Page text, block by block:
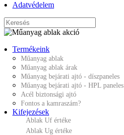
Adatvédelem
Termékeink
Műanyag ablak
Műanyag ablak árak
Műanyag bejárati ajtó - díszpaneles
Műanyag bejárati ajtó - HPL paneles
Acél biztonsági ajtó
Fontos a kamraszám?
Kifejezések
Ablak Uf értéke
Ablak Ug értéke